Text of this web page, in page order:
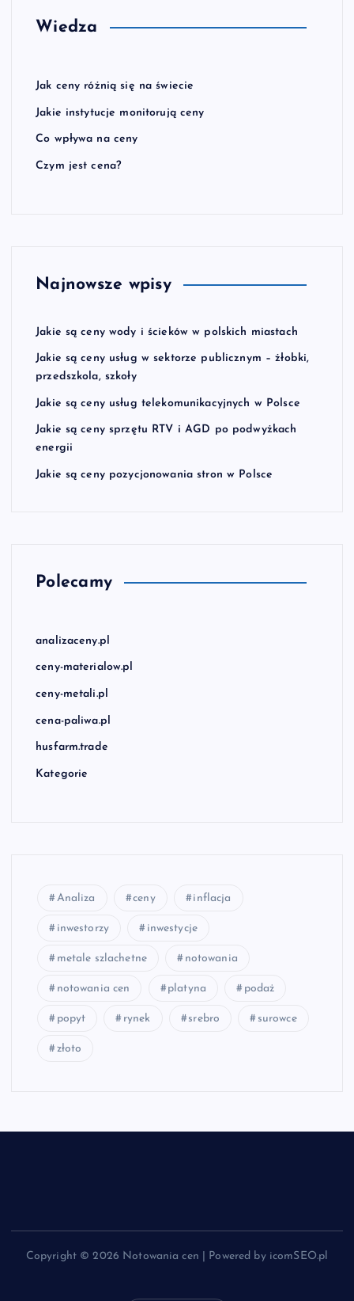
Wiedza
Jak ceny różnią się na świecie
Jakie instytucje monitorują ceny
Co wpływa na ceny
Czym jest cena?
Najnowsze wpisy
Jakie są ceny wody i ścieków w polskich miastach
Jakie są ceny usług w sektorze publicznym – żłobki,
przedszkola, szkoły
Jakie są ceny usług telekomunikacyjnych w Polsce
Jakie są ceny sprzętu RTV i AGD po podwyżkach
energii
Jakie są ceny pozycjonowania stron w Polsce
Polecamy
analizaceny.pl
ceny-materialow.pl
ceny-metali.pl
cena-paliwa.pl
husfarm.trade
Kategorie
Analiza ceny inflacja
inwestorzy inwestycje
metale szlachetne notowania
notowania cen platyna podaż
popyt rynek srebro surowce
złoto
Copyright © 2026 Notowania cen | Powered by icomSEO.pl